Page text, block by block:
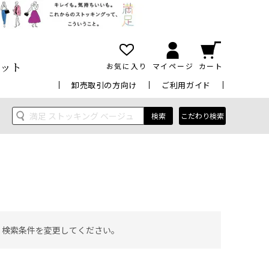
ト お気に入り マイページ カート
卸売取引の方向け ご利用ガイド
検索 こだわり検索
索条件を変更してください。